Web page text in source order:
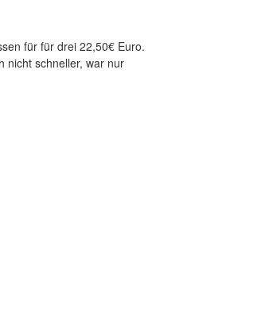
für für drei 22,50€ Euro.
nicht schneller, war nur